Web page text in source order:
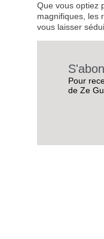
Que vous optiez
magnifiques, les
vous laisser
Pour
de Ze